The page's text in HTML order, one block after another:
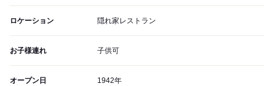
ロケーション 隠れ家レストラン
お子様連れ 子供可
オープン日 1942年